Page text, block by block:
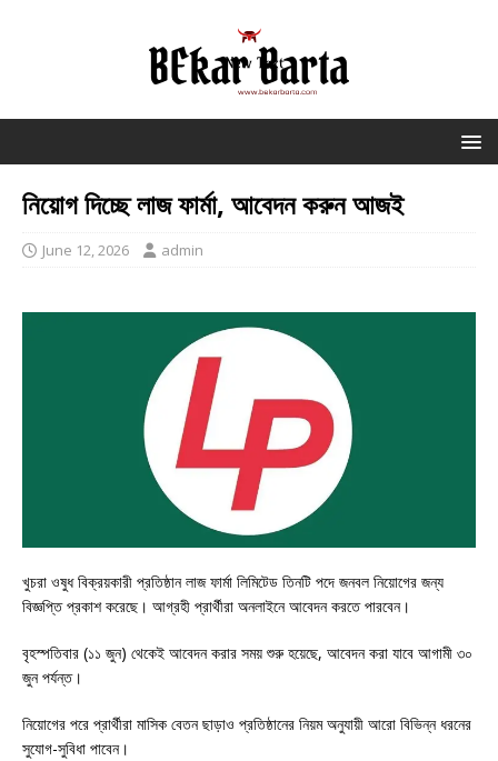
নিয়োগ দিচ্ছে লাজ ফার্মা, আবেদন করুন আজই
June 12, 2026 admin
খুচরা ওষুধ বিক্রয়কারী প্রতিষ্ঠান লাজ ফার্মা লিমিটেড তিনটি পদে জনবল নিয়োগের জন্য
বিজ্ঞপ্তি প্রকাশ করেছে। আগ্রহী প্রার্থীরা অনলাইনে আবেদন করতে পারবেন।
বৃহস্পতিবার (১১ জুন) থেকেই আবেদন করার সময় শুরু হয়েছে, আবেদন করা যাবে আগামী ৩০
জুন পর্যন্ত।
নিয়োগের পরে প্রার্থীরা মাসিক বেতন ছাড়াও প্রতিষ্ঠানের নিয়ম অনুযায়ী আরো বিভিন্ন ধরনের
সুযোগ-সুবিধা পাবেন।